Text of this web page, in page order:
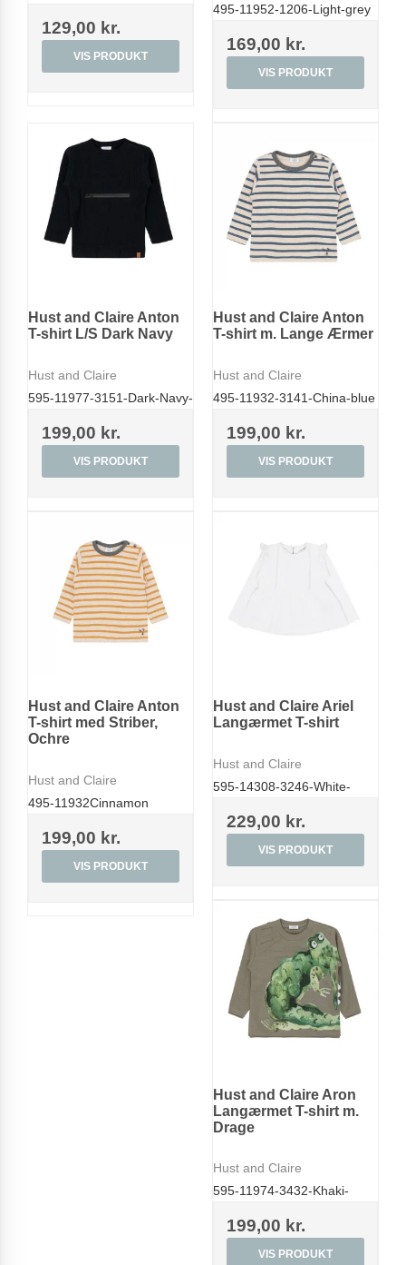
129,00 kr.
VIS PRODUKT
495-11952-1206-Light-grey
169,00 kr.
VIS PRODUKT
Hust and Claire Anton
T-shirt L/S Dark Navy
Hust and Claire
595-11977-3151-Dark-Navy-
199,00 kr.
VIS PRODUKT
Hust and Claire Anton
T-shirt m. Lange Ærmer
Hust and Claire
495-11932-3141-China-blue
199,00 kr.
VIS PRODUKT
Hust and Claire Anton
T-shirt med Striber,
Ochre
Hust and Claire
495-11932Cinnamon
199,00 kr.
VIS PRODUKT
Hust and Claire Ariel
Langærmet T-shirt
Hust and Claire
595-14308-3246-White-
229,00 kr.
VIS PRODUKT
Hust and Claire Aron
Langærmet T-shirt m.
Drage
Hust and Claire
595-11974-3432-Khaki-
199,00 kr.
VIS PRODUKT